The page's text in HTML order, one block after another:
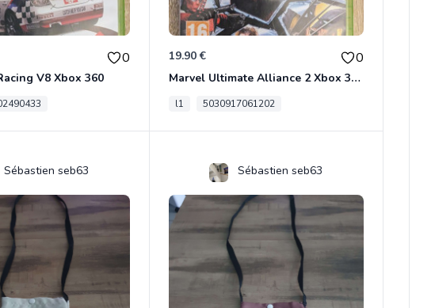
0
V8 Xbox 360
19.90 € 0
Marvel Ultimate Alliance 2 Xbox 360
l1 5030917061202
Sébastien seb63 Sébastien seb63